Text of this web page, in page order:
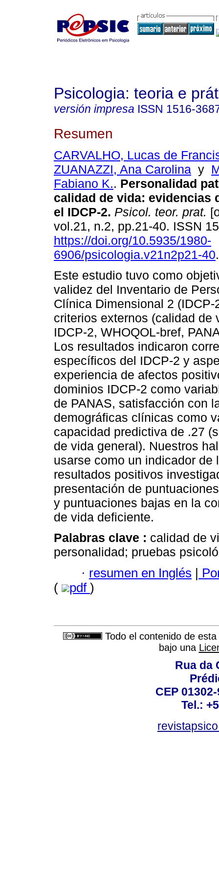
Psicologia: teoria e
versión impresa ISSN 1516-
Resumen
CARVALHO, Lucas de
ZUANAZZI, Ana Carolina y
Fabiano K.. Personalidad
calidad de vida: evidencias
el IDCP-2. Psicol. teor. prat.
vol.21, n.2, pp.21-40. ISSN
https://doi.org/10.5935/1980-
6906/psicologia.v21n2p21-40.
Este estudio tuvo como
validez del Inventario de
Clínica Dimensional 2 (IDCP-
criterios externos (calidad de
IDCP-2, WHOQOL-bref,
Los resultados indicaron
específicos del IDCP-2 y
experiencia de afectos
dominios IDCP-2 como
de PANAS, satisfacción con
demográficas clínicas como
capacidad predictiva de .27
de vida general). Nuestros
usarse como un indicador
resultados positivos
presentación de
y puntuaciones bajas en la
de vida deficiente.
Palabras clave : calidad de
personalidad; pruebas
· resumen en Inglés |
(
pdf )
Todo el contenido de
bajo una
Rua da
CEP
Tel.: